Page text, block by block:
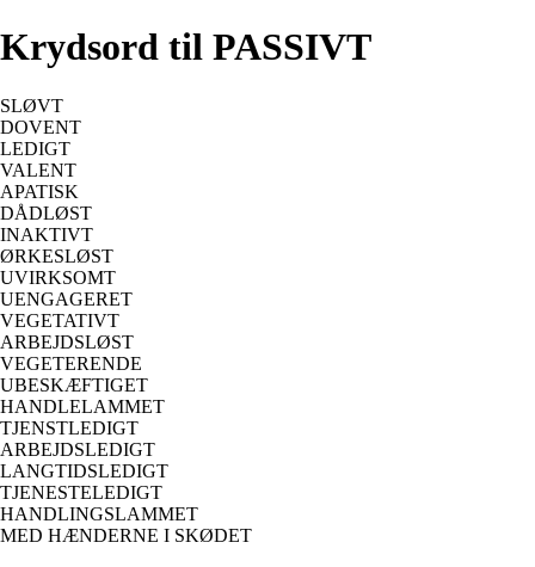
Krydsord til PASSIVT
SLØVT
DOVENT
LEDIGT
VALENT
APATISK
DÅDLØST
INAKTIVT
ØRKESLØST
UVIRKSOMT
UENGAGERET
VEGETATIVT
ARBEJDSLØST
VEGETERENDE
UBESKÆFTIGET
HANDLELAMMET
TJENSTLEDIGT
ARBEJDSLEDIGT
LANGTIDSLEDIGT
TJENESTELEDIGT
HANDLINGSLAMMET
MED HÆNDERNE I SKØDET